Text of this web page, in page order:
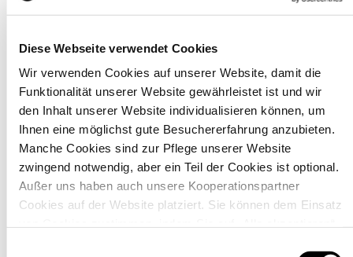
Diese Webseite verwendet Cookies
Wir verwenden Cookies auf unserer Website, damit die
Funktionalität unserer Website gewährleistet ist und wir
den Inhalt unserer Website individualisieren können, um
Ihnen eine möglichst gute Besuchererfahrung anzubieten.
Manche Cookies sind zur Pflege unserer Website
zwingend notwendig, aber ein Teil der Cookies ist optional.
Außer uns haben auch unsere Kooperationspartner
Cookies auf der Website platziert. Sie können dem Einsatz